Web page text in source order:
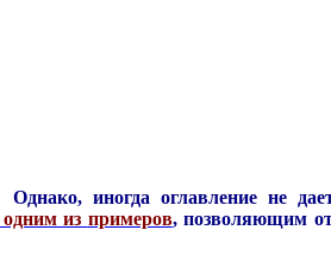
Однако, иногда оглавление не
из примеров,позволяющим